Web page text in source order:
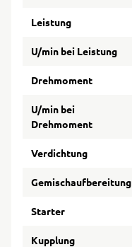
Leistung
U/min bei Leistung
Drehmoment
U/min bei
Drehmoment
Verdichtung
Gemischaufbereitung
Starter
Kupplung